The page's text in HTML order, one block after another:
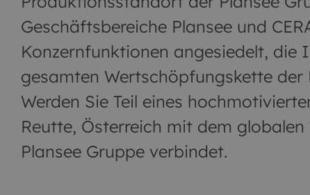
Geschäftsbereiche Plansee und
Konzernfunktionen angesiedelt, die
gesamten Wertschöpfungskette der
Werden Sie Teil eines
Reutte, Österreich mit dem
Plansee Gruppe verbindet.